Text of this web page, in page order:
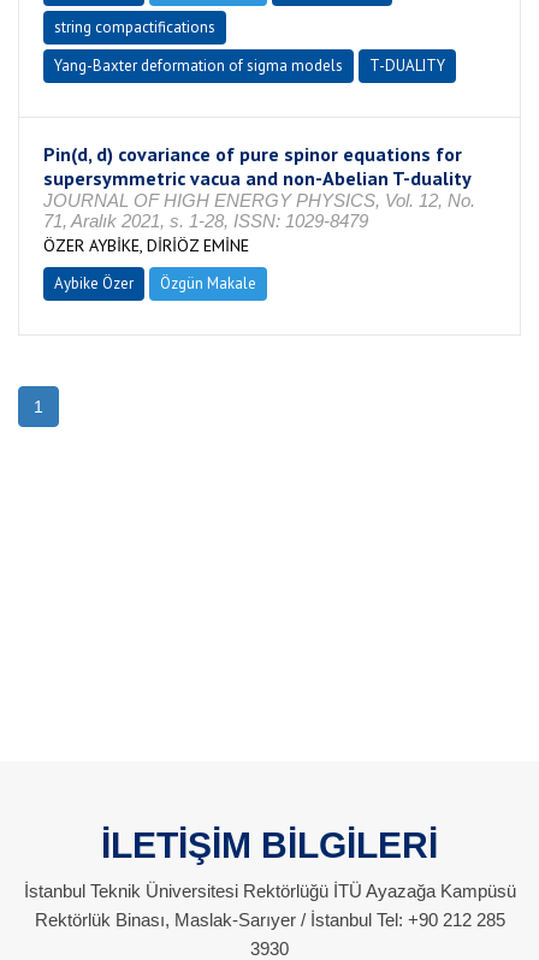
string compactifications
Yang-Baxter deformation of sigma models
T-DUALITY
Pin(d, d) covariance of pure spinor equations for
supersymmetric vacua and non-Abelian T-duality
JOURNAL OF HIGH ENERGY PHYSICS, Vol. 12, No.
71, Aralık 2021, s. 1-28, ISSN: 1029-8479
ÖZER AYBİKE, DİRİÖZ EMİNE
Aybike Özer Özgün Makale
1
İLETİŞİM BİLGİLERİ
İstanbul Teknik Üniversitesi Rektörlüğü İTÜ Ayazağa Kampüsü
Rektörlük Binası, Maslak-Sarıyer / İstanbul Tel: +90 212 285
3930